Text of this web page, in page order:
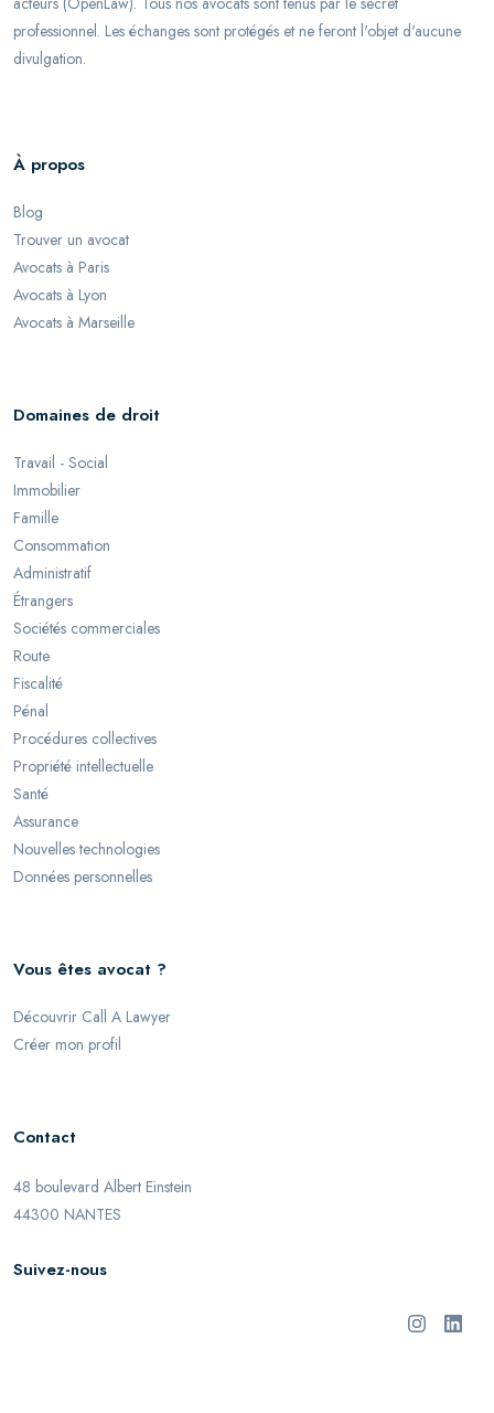
professionnel. Les échanges sont protégés et ne feront l'objet d'aucune
divulgation.
À propos
Blog
Trouver un avocat
Avocats à Paris
Avocats à Lyon
Avocats à Marseille
Domaines de droit
Travail - Social
Immobilier
Famille
Consommation
Administratif
Étrangers
Sociétés commerciales
Route
Fiscalité
Pénal
Procédures collectives
Propriété intellectuelle
Santé
Assurance
Nouvelles technologies
Données personnelles
Vous êtes avocat ?
Découvrir Call A Lawyer
Créer mon profil
Contact
48 boulevard Albert Einstein
44300 NANTES
Suivez-nous